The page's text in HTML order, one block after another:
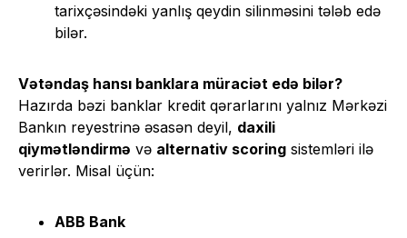
tarixçəsindəki yanlış qeydin silinməsini tələb edə
bilər.
Vətəndaş hansı banklara müraciət edə bilər?
Hazırda bəzi banklar kredit qərarlarını yalnız Mərkəzi
Bankın reyestrinə əsasən deyil, daxili
qiymətləndirmə və alternativ scoring sistemləri ilə
verirlər. Misal üçün:
ABB Bank